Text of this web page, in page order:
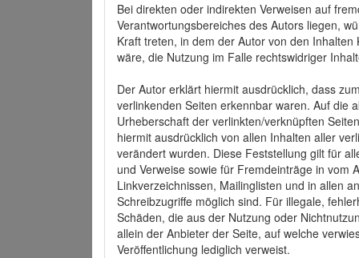
Bei direkten oder indirekten Verweisen auf
Verantwortungsbereiches des Autors liegen,
Kraft treten, in dem der Autor von den
wäre, die Nutzung im Falle rechtswidriger
Der Autor erklärt hiermit ausdrücklich, dass
verlinkenden Seiten erkennbar waren. Auf die
Urheberschaft der verlinkten/verknüpften
hiermit ausdrücklich von allen Inhalten aller
verändert wurden. Diese Feststellung gilt für
und Verweise sowie für Fremdeinträge in vom
Linkverzeichnissen, Mailinglisten und in allen
Schreibzugriffe möglich sind. Für illegale,
Schäden, die aus der Nutzung oder
allein der Anbieter der Seite, auf welche
Veröffentlichung lediglich verweist.